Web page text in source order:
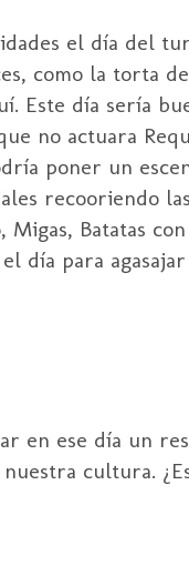
el día del
como la torta
Este día sería
no actuara
poner un
recooriendo
Batatas
día para
en ese día un
cultura.